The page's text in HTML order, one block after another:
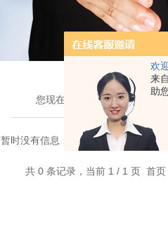
欢
来
助
您现在的位置：首页> 产品展
暂时没有信息
共 0 条记录，当前 1 / 1 页 首